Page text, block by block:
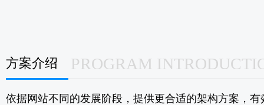
方案介绍 PROGRAM
依据网站不同的发展阶段，提供更合适的架构方案，